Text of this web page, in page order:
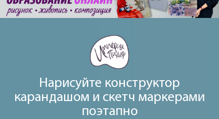
Нарисуйте конструктор
карандашом и скетч маркерами
поэтапно